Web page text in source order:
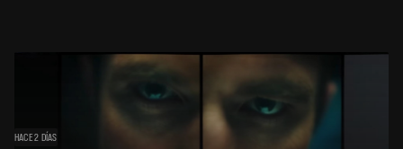
HACE 2 DÍAS